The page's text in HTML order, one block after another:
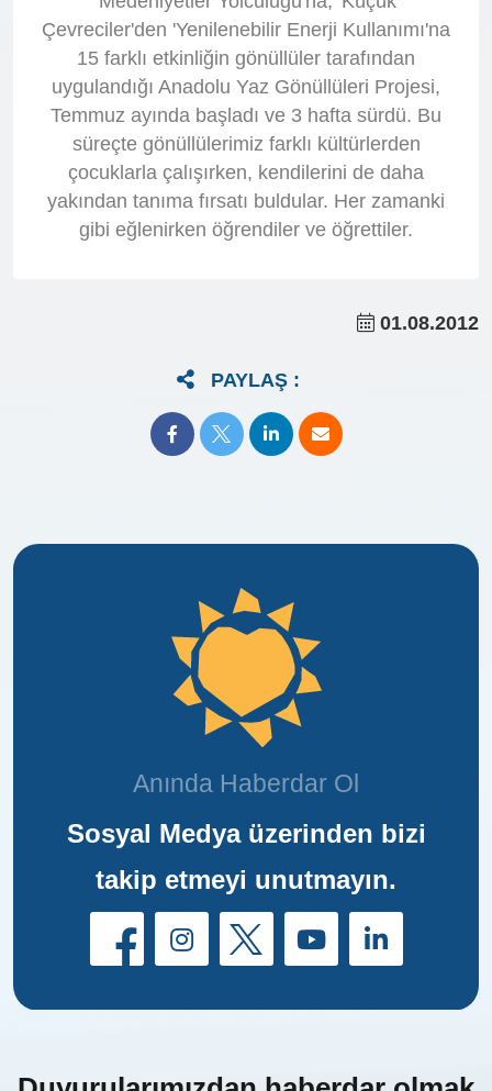
Çevreciler'den 'Yenilenebilir Enerji Kullanımı'na
15 farklı etkinliğin gönüllüler tarafından
uygulandığı Anadolu Yaz Gönüllüleri Projesi,
Temmuz ayında başladı ve 3 hafta sürdü. Bu
süreçte gönüllülerimiz farklı kültürlerden
çocuklarla çalışırken, kendilerini de daha
yakından tanıma fırsatı buldular. Her zamanki
gibi eğlenirken öğrendiler ve öğrettiler.
01.08.2012
PAYLAŞ :
Anında Haberdar Ol
Sosyal Medya üzerinden bizi
takip etmeyi unutmayın.